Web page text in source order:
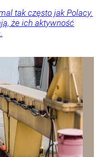
tak często jak Polacy.
że ich aktywność